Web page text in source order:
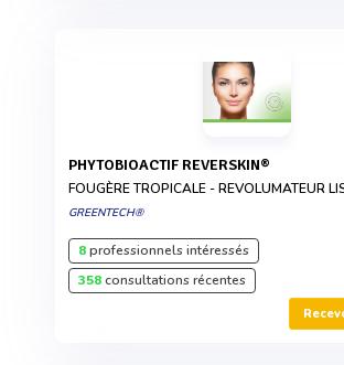
PHYTOBIOACTIF REVERSKIN®
FOUGÈRE TROPICALE - REVOLUMATEUR
GREENTECH®
8professionnels intéressés
358consultations récentes